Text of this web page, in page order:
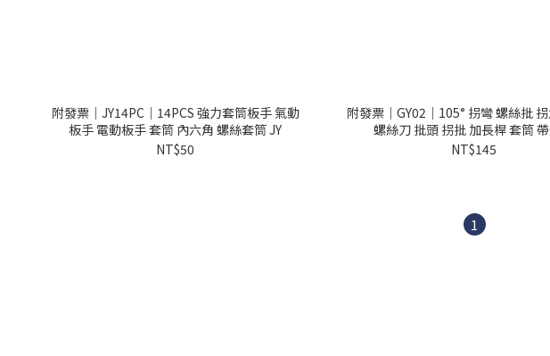
附發票｜JY14PC｜14PCS 強力套筒板手 氣動
板手 電動板手 套筒 內六角 螺絲套筒 JY
NT$50
附發票｜GY02｜105° 拐彎 螺絲批
螺絲刀 批頭 拐批 加長桿 套筒
NT$145
1